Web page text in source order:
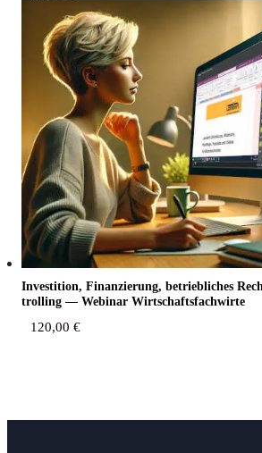
Inves­ti­ti­on, Finan­zie­rung, betrieb­li­ches
trol­ling — Web­i­nar Wirtschaftsfachwirte
120,00 €